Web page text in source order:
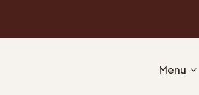
Menu